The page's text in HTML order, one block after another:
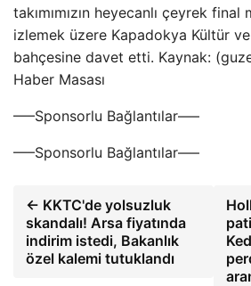
takımımızın heyecanlı çeyrek final
izlemek üzere Kapadokya Kültür
bahçesine davet etti. Kaynak:
Haber Masası
—–Sponsorlu Bağlantılar—–
—–Sponsorlu Bağlantılar—–
← KKTC'de yolsuzluk
skandalı! Arsa fiyatında
indirim istedi, Bakanlık
özel kalemi tutuklandı